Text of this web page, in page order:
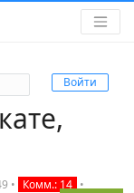
• Комм.: 14 •